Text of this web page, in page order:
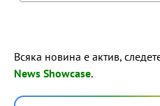
Всяка новина е актив,
News Showcase.